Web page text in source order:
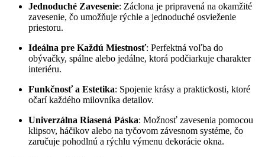
Jednoduché Zavesenie: Záclona je pripravená na okamžité
zavesenie, čo umožňuje rýchle a jednoduché osvieženie
priestoru.
Ideálna pre Každú Miestnosť: Perfektná voľba do
obývačky, spálne alebo jedálne, ktorá podčiarkuje charakter
interiéru.
Funkčnosť a Estetika: Spojenie krásy a praktickosti, ktoré
očarí každého milovníka detailov.
Univerzálna Riasená Páska: Možnosť zavesenia pomocou
klipsov, háčikov alebo na tyčovom závesnom systéme, čo
zaručuje pohodlnú a rýchlu výmenu dekorácie okna.